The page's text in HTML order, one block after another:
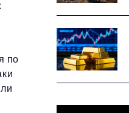
по